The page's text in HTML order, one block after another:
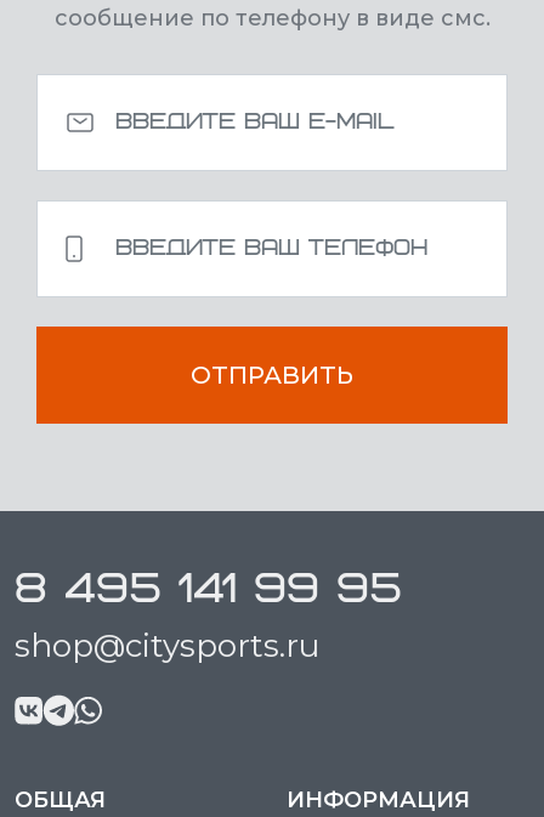
сообщение по телефону в виде смс.
ОТПРАВИТЬ
8 495 141 99 95
shop@citysports.ru
ОБЩАЯ ИНФОРМАЦИЯ